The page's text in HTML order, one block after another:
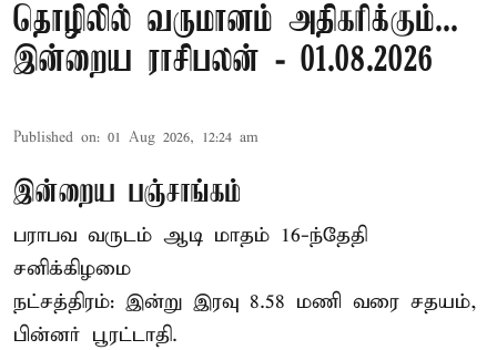
தொழிலில் வருமானம் அதிகரிக்கும்...
இன்றைய ராசிபலன் - 01.08.2026
Published on: 01 Aug 2026, 12:24 am
இன்றைய பஞ்சாங்கம்
பராபவ வருடம் ஆடி மாதம் 16-ந்தேதி
சனிக்கிழமை
நட்சத்திரம்: இன்று இரவு 8.58 மணி வரை சதயம்,
பின்னர் பூரட்டாதி.